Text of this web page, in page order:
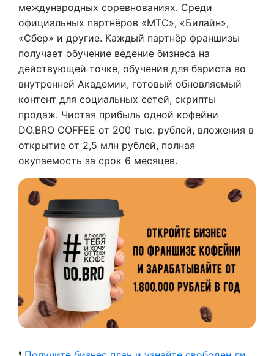
международных соревнованиях. Среди
официальных партнёров «МТС», «Билайн»,
«Сбер» и другие. Каждый партнёр франшизы
получает обучение ведение бизнеса на
действующей точке, обучения для бариста во
внутренней Академии, готовый обновляемый
контент для социальных сетей, скрипты
продаж. Чистая прибыль одной кофейни
DO.BRO COFFEE от 200 тыс. рублей, вложения в
открытие от 2,5 млн рублей, полная
окупаемость за срок 6 месяцев.